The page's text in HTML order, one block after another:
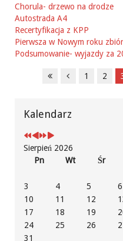
Chorula- drzewo na drodze
Autostrada A4
Recertyfikacja z KPP
Pierwsza w Nowym roku
Podsumowanie- wyjazdy za
1 2
Kalendarz
YearMonth
YearMonth
Sierpień 2026
Pn
Wt Śr
3
4 5 6
10
11 12
17
18 19
24
25 26
31